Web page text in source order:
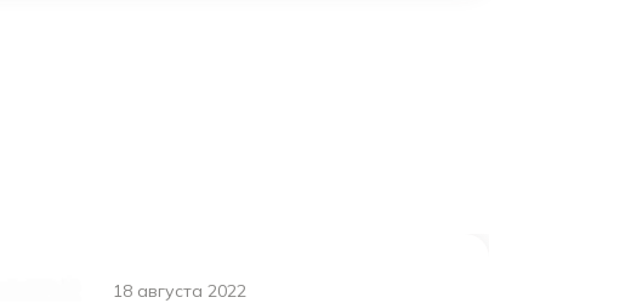
18 августа 2022